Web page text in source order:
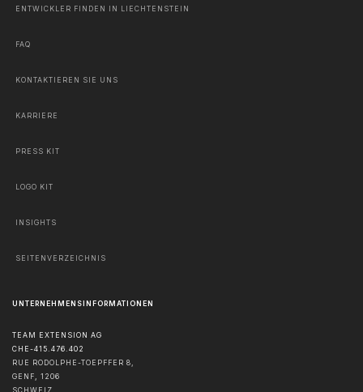
ENTWICKLER FINDEN IN LIECHTENSTEIN
FAQ
KONTAKTIEREN SIE UNS
KARRIERE
PRESS KIT
LOGO KIT
INSIGHTS
SEITENVERZEICHNIS
UNTERNEHMENSINFORMATIONEN
TEAM EXTENSION AG
CHE-415.476.402
RUE RODOLPHE-TOEPFFER 8,
GENF, 1206